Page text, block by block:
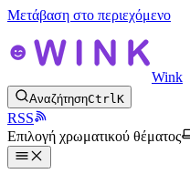
Μετάβαση στο περιεχόμενο
Wink
ΑναζήτησηCtrlK
RSS
Επιλογή χρωματικού θέματος